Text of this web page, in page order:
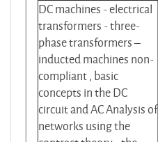
DC machines - electrical
transformers - three-
phase transformers –
inducted machines non-
compliant , basic
concepts in the DC
circuit and AC Analysis of
networks using the